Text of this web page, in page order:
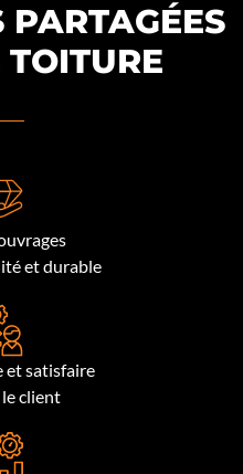
PARTAGÉES
et durable
et satisfaire
client